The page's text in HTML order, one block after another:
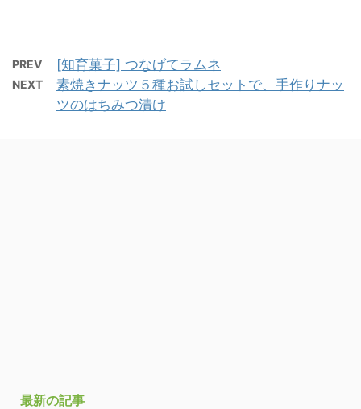
PREV [知育菓子] つなげてラムネ
NEXT
素焼きナッツ５種お試しセットで、手作りナッ
ツのはちみつ漬け
最新の記事